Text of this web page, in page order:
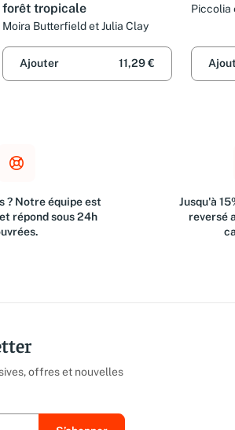
forêt tropicale
Moira Butterfield et Julia Clay
Ajouter 11,29 €
Piccolia
? Notre équipe est
répond sous 24h
Jusqu'à
reversé
offres et nouvelles